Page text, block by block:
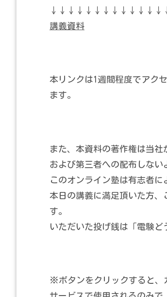
講義資料
本リンクは1週間程度でアク
ます。
また、本資料の著作権は当
および第三者への配布しない
このオンライン塾は有志者に
本日の講義に満足頂いた方
す。
いただいた投げ銭は「電験ど
※ボタンをクリックすると、